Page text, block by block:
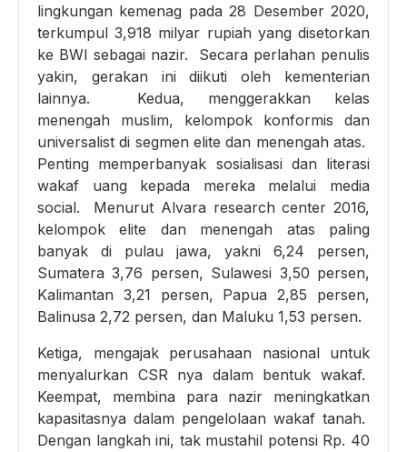
lingkungan kemenag pada 28 Desember 2020,
terkumpul 3,918 milyar rupiah yang disetorkan
ke BWI sebagai nazir. Secara perlahan penulis
yakin, gerakan ini diikuti oleh kementerian
lainnya. Kedua, menggerakkan kelas
menengah muslim, kelompok konformis dan
universalist di segmen elite dan menengah atas.
Penting memperbanyak sosialisasi dan literasi
wakaf uang kepada mereka melalui media
social. Menurut Alvara research center 2016,
kelompok elite dan menengah atas paling
banyak di pulau jawa, yakni 6,24 persen,
Sumatera 3,76 persen, Sulawesi 3,50 persen,
Kalimantan 3,21 persen, Papua 2,85 persen,
Balinusa 2,72 persen, dan Maluku 1,53 persen.
Ketiga, mengajak perusahaan nasional untuk
menyalurkan CSR nya dalam bentuk wakaf.
Keempat, membina para nazir meningkatkan
kapasitasnya dalam pengelolaan wakaf tanah.
Dengan langkah ini, tak mustahil potensi Rp. 40